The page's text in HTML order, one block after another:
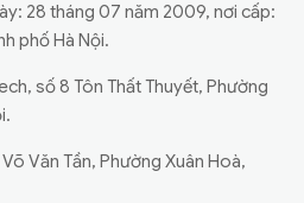
28 tháng 07 năm 2009, nơi cấp:
phố Hà Nội.
số 8 Tôn Thất Thuyết, Phường
Văn Tần, Phường Xuân Hoà,